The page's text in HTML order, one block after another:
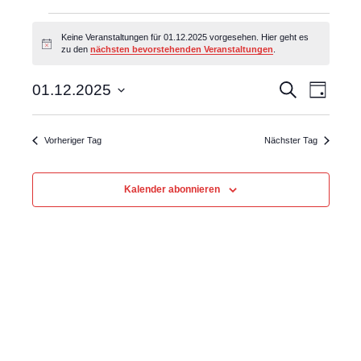
Veranstaltungen
01.12.2025
Hinweis
Keine Veranstaltungen für 01.12.2025 vorgesehen. Hier geht es
zu den nächsten bevorstehenden Veranstaltungen
Suche
Tag
01.12.2025
Datum
wählen.
Vorheriger Tag Nächster Tag
Kalender abonnieren